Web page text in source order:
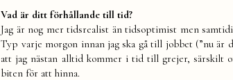
Vad är ditt förhållande till tid?
Jag är nog mer tidsrealist än tidsoptimist men
Typ varje morgon innan jag ska gå till jobbet (”nu är
att jag nästan alltid kommer i tid till grejer, särskilt
biten för att hinna.